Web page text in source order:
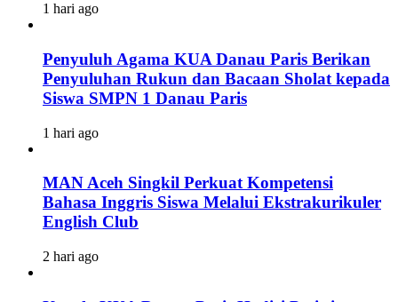
1 hari ago
Penyuluh Agama KUA Danau Paris Berikan
Penyuluhan Rukun dan Bacaan Sholat kepada
Siswa SMPN 1 Danau Paris
1 hari ago
MAN Aceh Singkil Perkuat Kompetensi
Bahasa Inggris Siswa Melalui Ekstrakurikuler
English Club
2 hari ago